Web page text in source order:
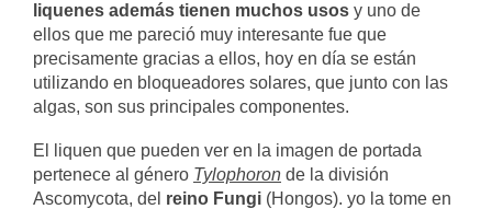
liquenes además tienen muchos usos y uno de
ellos que me pareció muy interesante fue que
precisamente gracias a ellos, hoy en día se están
utilizando en bloqueadores solares, que junto con las
algas, son sus principales componentes.
El liquen que pueden ver en la imagen de portada
pertenece al género Tylophoron de la división
Ascomycota, del reino Fungi (Hongos). yo la tome en